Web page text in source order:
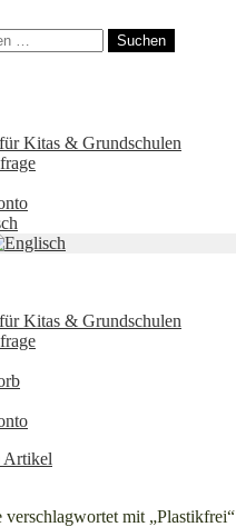
Suchen
Kitas & Grundschulen
Kitas & Grundschulen
Artikel
verschlagwortet mit „Plastikfrei“